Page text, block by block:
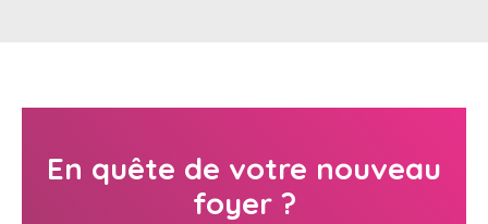
En quête de votre nouveau
foyer ?